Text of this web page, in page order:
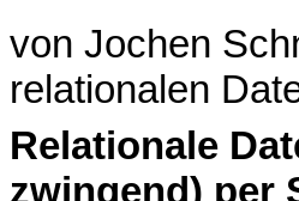
von Jochen
relationalen
Relationale
zwingend) per